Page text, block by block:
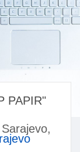
PAPIR"